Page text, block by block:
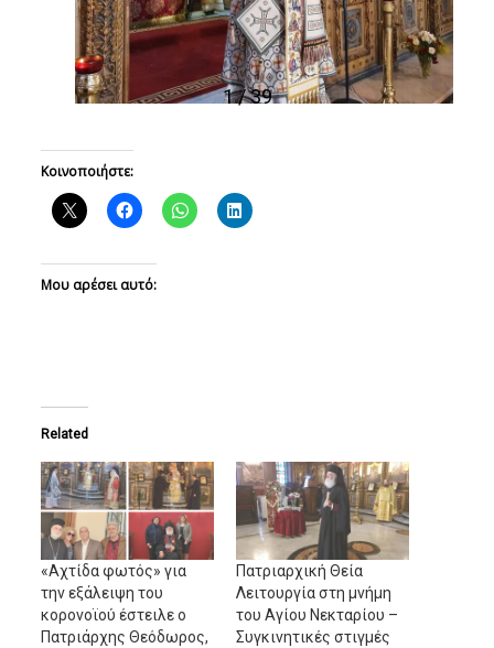
1 / 39
Κοινοποιήστε:
Μου αρέσει αυτό:
Related
«Αχτίδα φωτός» για
την εξάλειψη του
κορονοϊού έστειλε ο
Πατριάρχης Θεόδωρος,
Πατριαρχική Θεία
Λειτουργία στη μνήμη
του Αγίου Νεκταρίου –
Συγκινητικές στιγμές